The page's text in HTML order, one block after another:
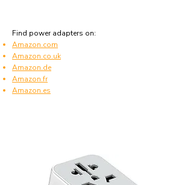
Find power adapters on:
Amazon.com
Amazon.co.uk
Amazon.de
Amazon.fr
Amazon.es